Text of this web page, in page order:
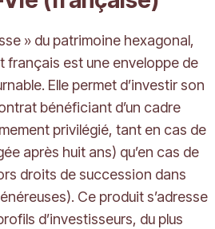
» du patrimoine hexagonal,
français est une enveloppe de
Elle permet d’investir son
bénéficiant d’un cadre
privilégié, tant en cas de
après huit ans) qu’en cas de
droits de succession dans
Ce produit s’adresse
d’investisseurs, du plus